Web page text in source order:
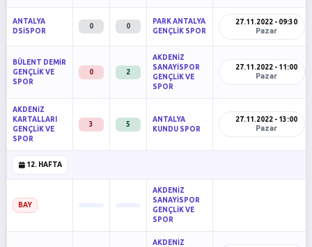
ANTALYA
DSİSPOR
0 0
PARK ANTALYA
GENÇLİK SPOR
27.11.2022 - 09:30
Pazar
BÜLENT DEMİR
GENÇLİK VE
SPOR
0 2
AKDENİZ
SANAYİSPOR
GENÇLİK VE
SPOR
27.11.2022 - 11:00
Pazar
AKDENİZ
KARTALLARI
GENÇLİK VE
SPOR
3 5
ANTALYA
KUNDU SPOR
27.11.2022 - 13:00
Pazar
12. HAFTA
BAY
AKDENİZ
SANAYİSPOR
GENÇLİK VE
SPOR
AKDENİZ